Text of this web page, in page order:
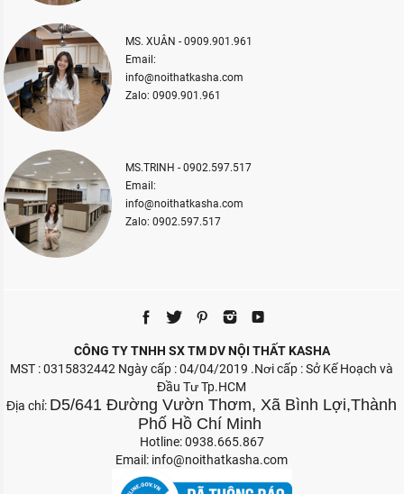
MS. XUÂN - 0909.901.961
Email:
info@noithatkasha.com
Zalo: 0909.901.961
MS.TRINH - 0902.597.517
Email:
info@noithatkasha.com
Zalo: 0902.597.517
CÔNG TY TNHH SX TM DV NỘI THẤT KASHA
MST : 0315832442 Ngày cấp : 04/04/2019 .Nơi cấp : Sở Kế Hoạch và
Đầu Tư Tp.HCM
Địa chỉ: D5/641 Đường Vườn Thơm, Xã Bình Lợi,Thành
Phố Hồ Chí Minh
Hotline: 0938.665.867
Email: info@noithatkasha.com